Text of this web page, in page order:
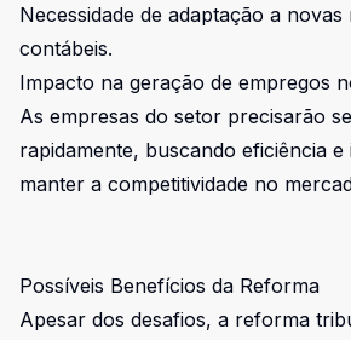
Necessidade de adaptação a
contábeis.
Impacto na geração de empregos
As empresas do setor precisarão
rapidamente, buscando eficiência
manter a competitividade no
Possíveis Benefícios da Reforma
Apesar dos desafios, a reforma